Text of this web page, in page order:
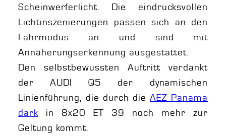
Scheinwerferlicht. Die eindrucksvollen
Lichtinszenierungen passen sich an den
Fahrmodus an und sind mit
Annäherungserkennung ausgestattet.
Den selbstbewussten Auftritt verdankt
der AUDI Q5 der dynamischen
Linienführung, die durch dieAEZ Panama
darkin 8x20 ET 39 noch mehr zur
Geltung kommt.